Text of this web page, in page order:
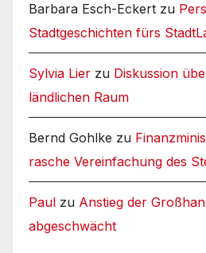
Barbara Esch-Eckert zu
Stadtgeschichten fürs
Sylvia Lier zu Diskussion
ländlichen Raum
Bernd Gohlke zu
rasche Vereinfachung des
Paul zu Anstieg der
abgeschwächt